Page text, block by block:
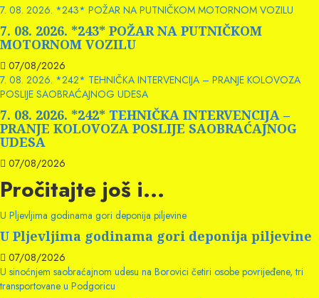
7. 08. 2026. *243* POŽAR NA PUTNIČKOM MOTORNOM VOZILU
7. 08. 2026. *243* POŽAR NA PUTNIČKOM
MOTORNOM VOZILU
07/08/2026
7. 08. 2026. *242* TEHNIČKA INTERVENCIJA – PRANJE KOLOVOZA
POSLIJE SAOBRAĆAJNOG UDESA
7. 08. 2026. *242* TEHNIČKA INTERVENCIJA –
PRANJE KOLOVOZA POSLIJE SAOBRAĆAJNOG
UDESA
07/08/2026
Pročitajte još i...
U Pljevljima godinama gori deponija piljevine
U Pljevljima godinama gori deponija piljevine
07/08/2026
U sinoćnjem saobraćajnom udesu na Borovici četiri osobe povrijeđene, tri
transportovane u Podgoricu